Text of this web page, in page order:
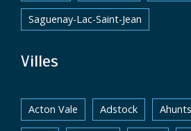
Saguenay-Lac-Saint-Jean
Villes
Acton Vale Adstock